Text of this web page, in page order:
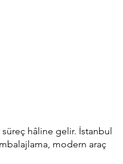
süreç hâline gelir. İstanbul
modern araç